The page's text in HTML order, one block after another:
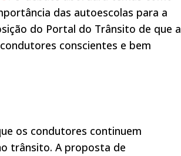
das autoescolas para a
do Portal do Trânsito de que a
conscientes e bem
os condutores continuem
trânsito. A proposta de